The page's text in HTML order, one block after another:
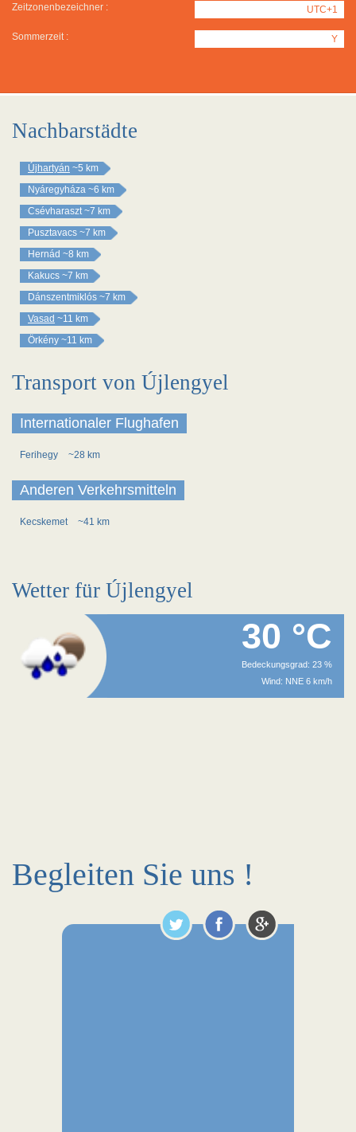
Zeitzonenbezeichner : UTC+1
Sommerzeit : Y
Nachbarstädte
Újhartyán ~5 km
Nyáregyháza ~6 km
Csévharaszt ~7 km
Pusztavacs ~7 km
Hernád ~8 km
Kakucs ~7 km
Dánszentmiklós ~7 km
Vasad ~11 km
Örkény ~11 km
Transport von Újlengyel
Internationaler Flughafen
Ferihegy ~28 km
Anderen Verkehrsmitteln
Kecskemet ~41 km
Wetter für Újlengyel
30 °C
Bedeckungsgrad: 23 %
Wind: NNE 6 km/h
Begleiten Sie uns !